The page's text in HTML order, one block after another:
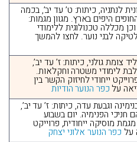
לנתניה, כיתות: ט’ עד יב’, בכמה
היפים בארץ. מגוון מגמות:
מכללה טכנולוגית ללימודי
לבני נוער. לחצו להמשך
צומת גולני, כיתות: ז’ עד יב’,
לימודי משטרה וחקלאות.
ייחודי לחיזוק הקשר בין
עלכפר הנוער הודיות
וגבעת עדה, כיתות: ז’ עד יב’,
הפנימיה. יום בשבוע
מוסיקה ייחודית, פרוייקט
על כפר הנוער אלוני יצחק